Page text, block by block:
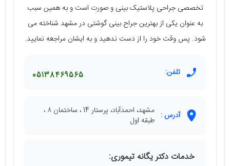
تخصصی جراحی پلاستیک بینی و صورت است و به همین سبب
به عنوان یکی از بهترین جراح بینی گوشتی در مشهد شناخته می
شود. پس وقت خود را از دست ندهید و به ایشان مراجعه نمایید.
تلفن: 05138469565
آدرس :
مشهد، احمدآباد، پرستار 14 ، ساختمان ۸ ،
طبقه اول
خدمات دکتر یگانه تیموری: